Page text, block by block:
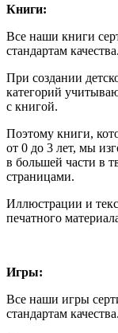
Книги:
Все наши книги
стандартам качества.
При создании
категорий
с книгой.
Поэтому книги,
от 0 до 3 лет, мы
в большей части в
страницами.
Иллюстрации и
печатного
Игры:
Все наши игры
стандартам качества.